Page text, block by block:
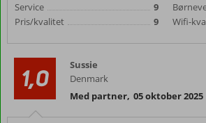
Service
9
Pris/kvalitet
9
Wifi-
1,0
Sussie
Denmark
Med partner, 05 oktober 2025